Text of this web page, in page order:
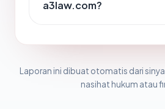
a3law.com?
Laporan ini dibuat otomatis dari
nasihat hukum atau